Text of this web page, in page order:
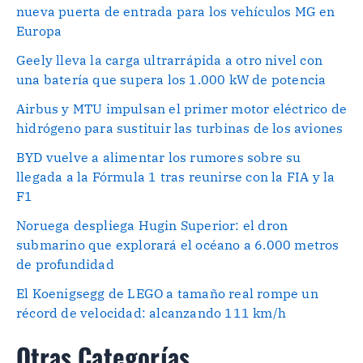
nueva puerta de entrada para los vehículos MG en
Europa
Geely lleva la carga ultrarrápida a otro nivel con
una batería que supera los 1.000 kW de potencia
Airbus y MTU impulsan el primer motor eléctrico de
hidrógeno para sustituir las turbinas de los aviones
BYD vuelve a alimentar los rumores sobre su
llegada a la Fórmula 1 tras reunirse con la FIA y la
F1
Noruega despliega Hugin Superior: el dron
submarino que explorará el océano a 6.000 metros
de profundidad
El Koenigsegg de LEGO a tamaño real rompe un
récord de velocidad: alcanzando 111 km/h